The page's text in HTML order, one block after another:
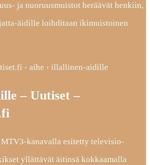
ja nuoruusmuistot heräävät henkiin,
äidille loihditaan ikimuistoinen
› aihe › illallinen-aidille
– Uutiset –
kanavalla esitetty televisio-
yllättävät äitinsä kokkaamalla